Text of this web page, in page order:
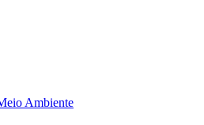
Ambiente